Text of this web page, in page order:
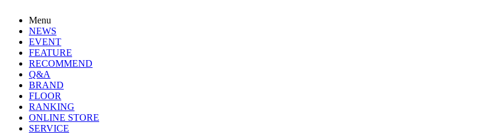
Menu
NEWS
EVENT
FEATURE
RECOMMEND
Q&A
BRAND
FLOOR
RANKING
ONLINE STORE
SERVICE